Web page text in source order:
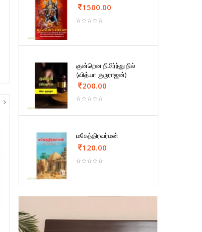
1500.00
குன்றென நிமிர்ந்து நில்
(வித்யா குருராஜன்)
200.00
மகேந்திரவர்மன்
120.00